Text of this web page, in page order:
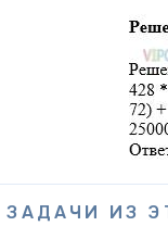
ЗАДАЧИ ИЗ